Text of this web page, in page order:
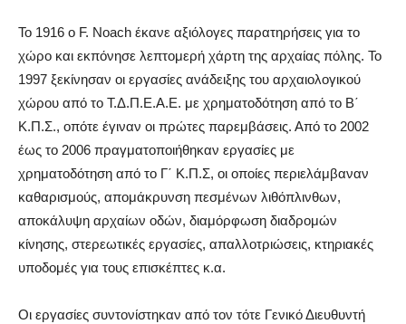
Το 1916 ο F. Noach έκανε αξιόλογες παρατηρήσεις για το
χώρο και εκπόνησε λεπτομερή χάρτη της αρχαίας πόλης. Το
1997 ξεκίνησαν οι εργασίες ανάδειξης του αρχαιολογικού
χώρου από το Τ.Δ.Π.Ε.Α.Ε. με χρηματοδότηση από το Β΄
Κ.Π.Σ., οπότε έγιναν οι πρώτες παρεμβάσεις. Από το 2002
έως το 2006 πραγματοποιήθηκαν εργασίες με
χρηματοδότηση από το Γ΄ Κ.Π.Σ, οι οποίες περιελάμβαναν
καθαρισμούς, απομάκρυνση πεσμένων λιθόπλινθων,
αποκάλυψη αρχαίων οδών, διαμόρφωση διαδρομών
κίνησης, στερεωτικές εργασίες, απαλλοτριώσεις, κτηριακές
υποδομές για τους επισκέπτες κ.α.
Οι εργασίες συντονίστηκαν από τον τότε Γενικό Διευθυντή